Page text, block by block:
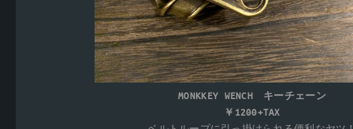
MONKKEY WENCH キーチェーン
￥1200+TAX